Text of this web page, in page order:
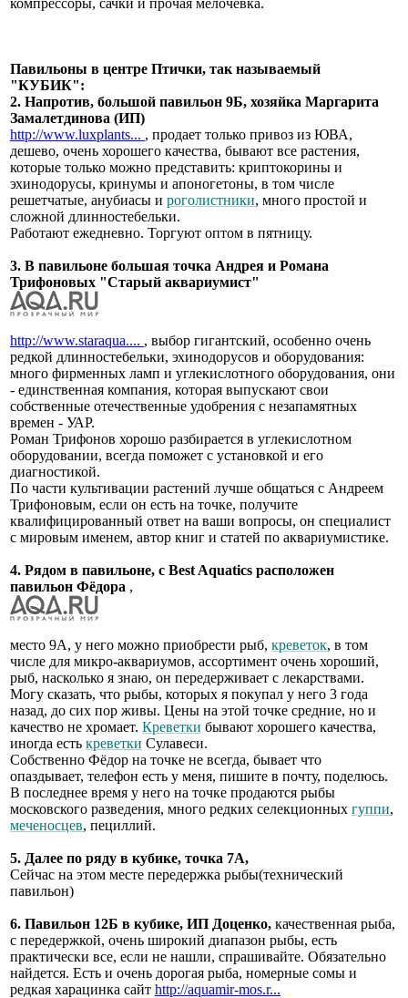
Павильоны в центре Птички, так называемый
"КУБИК":
2. Напротив, большой павильон 9Б, хозяйка Маргарита
Замалетдинова (ИП)
http://www.luxplants... , продает только привоз из ЮВА,
дешево, очень хорошего качества, бывают все растения,
которые только можно представить: криптокорины и
эхинодорусы, кринумы и апоногетоны, в том числе
решетчатые, анубиасы и роголистники, много простой и
сложной длинностебельки.
Работают ежедневно. Торгуют оптом в пятницу.
3. В павильоне большая точка Андрея и Романа
Трифоновых "Старый аквариумист"
http://www.staraqua.... , выбор гигантский, особенно очень
редкой длинностебельки, эхинодорусов и оборудования:
много фирменных ламп и углекислотного оборудования, они
- единственная компания, которая выпускают свои
собственные отечественные удобрения с незапамятных
времен - УАР.
Роман Трифонов хорошо разбирается в углекислотном
оборудовании, всегда поможет с установкой и его
диагностикой.
По части культивации растений лучше общаться с Андреем
Трифоновым, если он есть на точке, получите
квалифицированный ответ на ваши вопросы, он специалист
с мировым именем, автор книг и статей по аквариумистике.
4. Рядом в павильоне, с Best Aquatics расположен
павильон Фёдора ,
место 9А, у него можно приобрести рыб, креветок, в том
числе для микро-аквариумов, ассортимент очень хороший,
рыб, насколько я знаю, он передерживает с лекарствами.
Могу сказать, что рыбы, которых я покупал у него 3 года
назад, до сих пор живы. Цены на этой точке средние, но и
качество не хромает. Креветки бывают хорошего качества,
иногда есть креветки Сулавеси.
Собственно Фёдор на точке не всегда, бывает что
опаздывает, телефон есть у меня, пишите в почту, поделюсь.
В последнее время у него на точке продаются рыбы
московского разведения, много редких селекционных гуппи,
меченосцев, пециллий.
5. Далее по ряду в кубике, точка 7А,
Сейчас на этом месте передержка рыбы(технический
павильон)
6. Павильон 12Б в кубике, ИП Доценко, качественная рыба,
с передержкой, очень широкий диапазон рыбы, есть
практически все, если не нашли, спрашивайте. Обязательно
найдется. Есть и очень дорогая рыба, номерные сомы и
редкая харацинка сайт http://aquamir-mos.r...